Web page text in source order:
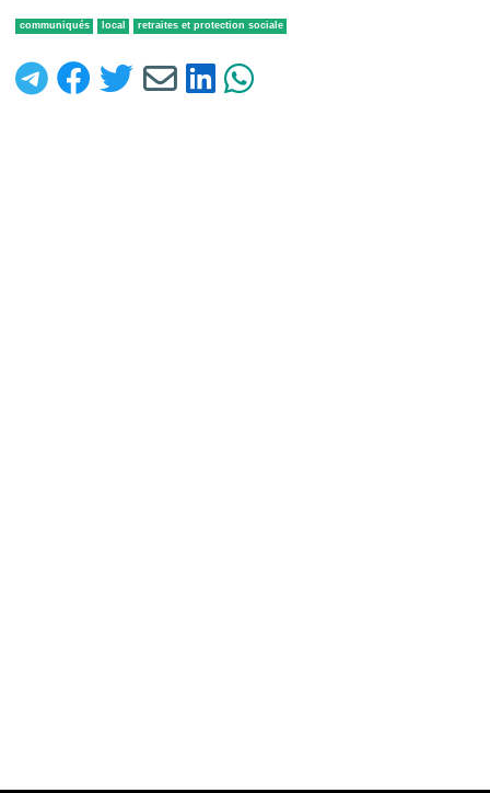
communiqués local retraites et protection sociale